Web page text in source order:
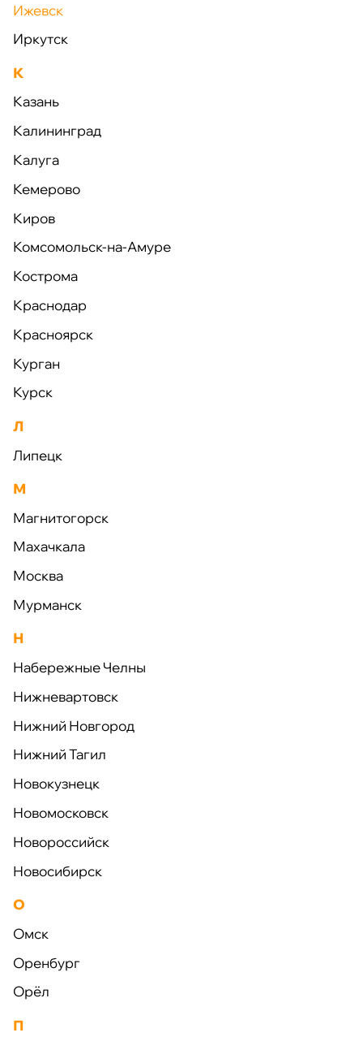
Мультимедиа
Натуральный
камень
Элементы дорожного
строительства
Системы
водоочистки
Услуги
Проектирование
Производство
Ижевск
Иркутск
К
Казань
Калининград
Калуга
Кемерово
Киров
Комсомольск-на-Амуре
Кострома
Краснодар
Красноярск
Курган
Курск
Л
Липецк
М
Магнитогорск
Махачкала
Москва
Мурманск
Н
Набережные Челны
Нижневартовск
Нижний Новгород
Нижний Тагил
Новокузнецк
Новомосковск
Новороссийск
Новосибирск
О
Омск
Оренбург
Орёл
П